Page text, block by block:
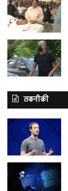
तकनीकी